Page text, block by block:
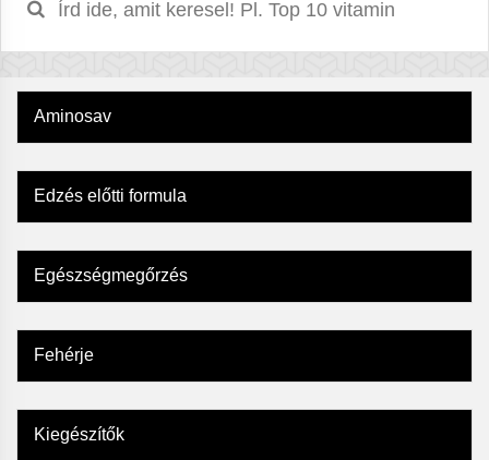
Aminosav
Edzés előtti formula
Egészségmegőrzés
Fehérje
Kiegészítők